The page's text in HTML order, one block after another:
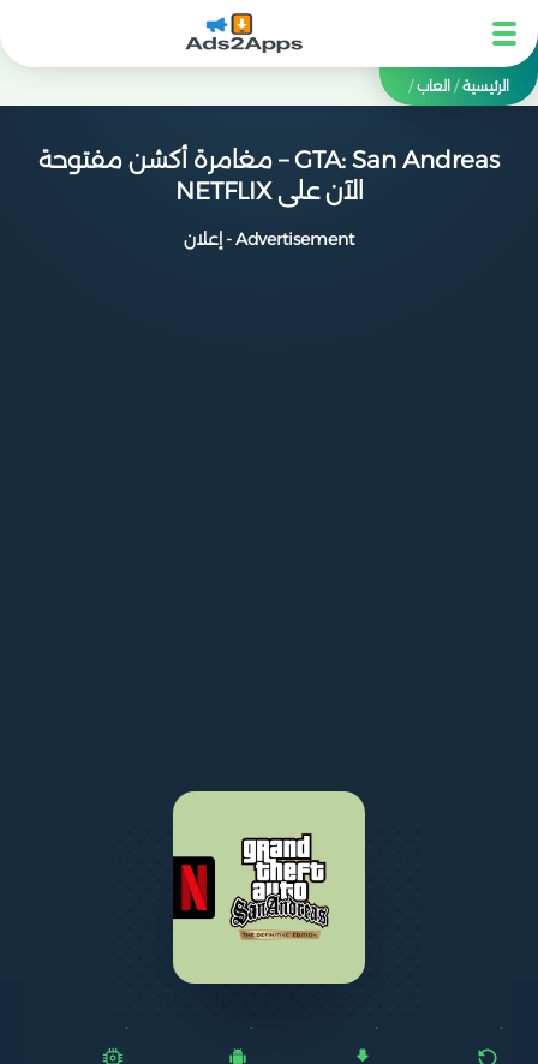
الرئيسية/ العاب/
GTA: San Andreas – مغامرة أكشن مفتوحة
الآن على NETFLIX
Advertisement - إعلان